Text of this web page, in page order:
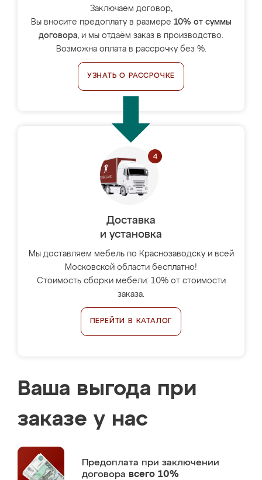
Заключаем договор,
Вы вносите предоплату в размере 10% от суммы
договора, и мы отдаём заказ в производство.
Возможна оплата в рассрочку без %.
УЗНАТЬ О РАССРОЧКЕ
Доставка
и установка
Мы доставляем мебель по Краснозаводску и всей
Московской области бесплатно!
Стоимость сборки мебели: 10% от стоимости
заказа.
ПЕРЕЙТИ В КАТАЛОГ
Ваша выгода при
заказе у нас
Предоплата при заключении
договора всего 10%